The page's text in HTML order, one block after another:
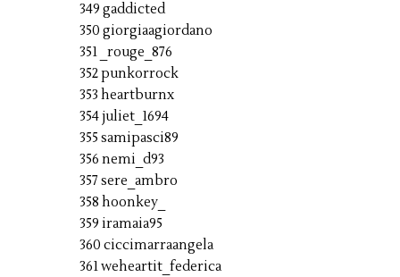
349 gaddicted
350 giorgiaagiordano
351 _rouge_876
352 punkorrock
353 heartburnx
354 juliet_1694
355 samipasci89
356 nemi_d93
357 sere_ambro
358 hoonkey_
359 iramaia95
360 ciccimarraangela
361 weheartit_federica